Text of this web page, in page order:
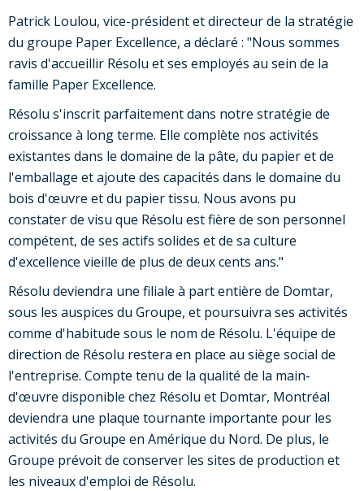
Patrick Loulou, vice-président et directeur de la stratégie
du groupe Paper Excellence, a déclaré : "Nous sommes
ravis d'accueillir Résolu et ses employés au sein de la
famille Paper Excellence.
Résolu s'inscrit parfaitement dans notre stratégie de
croissance à long terme. Elle complète nos activités
existantes dans le domaine de la pâte, du papier et de
l'emballage et ajoute des capacités dans le domaine du
bois d'œuvre et du papier tissu. Nous avons pu
constater de visu que Résolu est fière de son personnel
compétent, de ses actifs solides et de sa culture
d'excellence vieille de plus de deux cents ans."
Résolu deviendra une filiale à part entière de Domtar,
sous les auspices du Groupe, et poursuivra ses activités
comme d'habitude sous le nom de Résolu. L'équipe de
direction de Résolu restera en place au siège social de
l'entreprise. Compte tenu de la qualité de la main-
d'œuvre disponible chez Résolu et Domtar, Montréal
deviendra une plaque tournante importante pour les
activités du Groupe en Amérique du Nord. De plus, le
Groupe prévoit de conserver les sites de production et
les niveaux d'emploi de Résolu.